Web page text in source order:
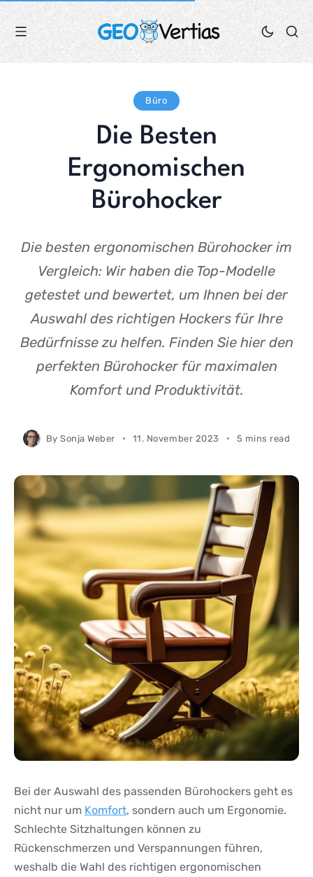
Büro
Die Besten
Ergonomischen
Bürohocker
Die besten ergonomischen Bürohocker im
Vergleich: Wir haben die Top-Modelle
getestet und bewertet, um Ihnen bei der
Auswahl des richtigen Hockers für Ihre
Bedürfnisse zu helfen. Finden Sie hier den
perfekten Bürohocker für maximalen
Komfort und Produktivität.
BySonja Weber 11. November 2023 5 mins read
Bei der Auswahl‍ des ⁣passenden Bürohockers geht es
nicht nur um Komfort, sondern auch um Ergonomie.
Schlechte Sitzhaltungen können‍ zu
Rückenschmerzen und ⁣Verspannungen führen,
weshalb die Wahl‍ des richtigen ergonomischen